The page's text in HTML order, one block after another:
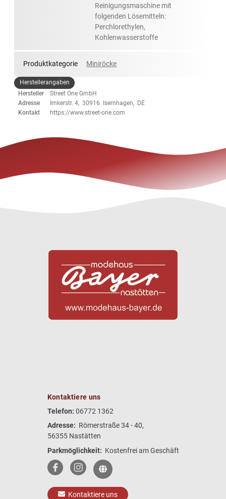
Reinigungsmaschine mit
folgenden Lösemitteln:
Perchlorethylen,
Kohlenwasserstoffe
Produktkategorie Miniröcke
Herstellerangaben
Hersteller
Street One GmbH
Adresse
Imkerstr. 4, 30916 Isernhagen, DE
Kontakt
https://www.street-one.com
Kontaktiere uns
Telefon: 06772 1362
Adresse: Römerstraße 34 - 40,
56355 Nastätten
Parkmöglichkeit: Kostenfrei am Geschäft
Kontaktiere uns